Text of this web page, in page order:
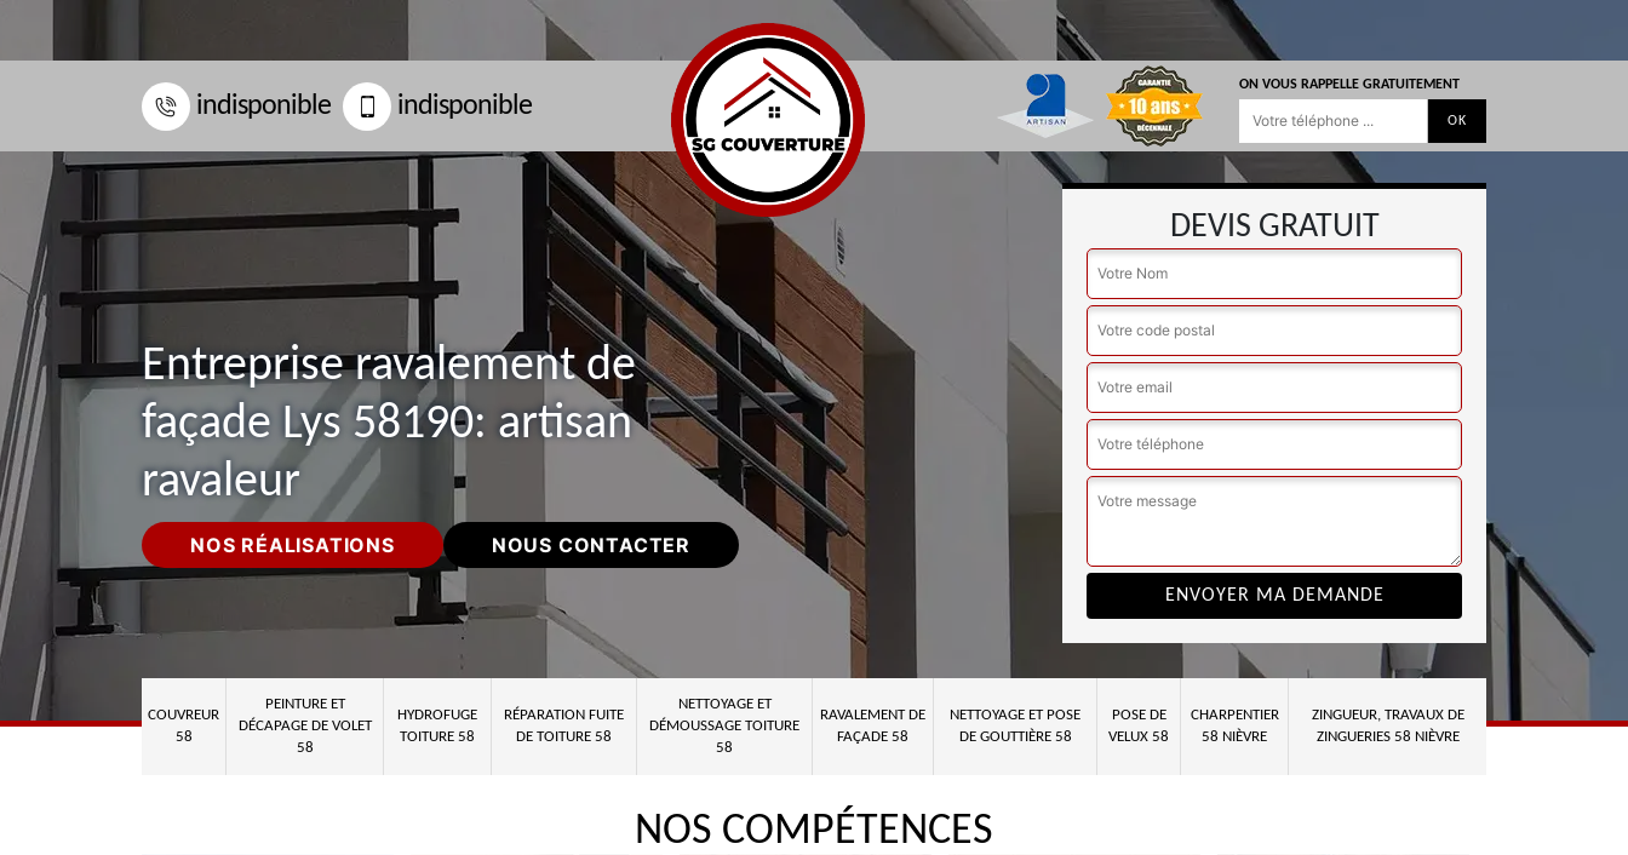
indisponible indisponible
ON VOUS RAPPELLE GRATUITEMENT
Entreprise ravalement de
façade Lys 58190: artisan
ravaleur
NOS RÉALISATIONS NOUS CONTACTER
DEVIS GRATUIT
COUVREUR
58
PEINTURE ET
DÉCAPAGE DE VOLET
58
HYDROFUGE
TOITURE 58
RÉPARATION FUITE
DE TOITURE 58
NETTOYAGE ET
DÉMOUSSAGE TOITURE
58
RAVALEMENT DE
FAÇADE 58
NETTOYAGE ET POSE
DE GOUTTIÈRE 58
POSE DE
VELUX 58
CHARPENTIER
58 NIÈVRE
ZINGUEUR, TRAVAUX DE
ZINGUERIES 58 NIÈVRE
NOS COMPÉTENCES